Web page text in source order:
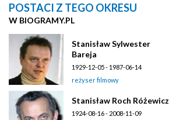
POSTACI Z TEGO OKRESU
W BIOGRAMY.PL
Stanisław Sylwester
Bareja
1929-12-05 - 1987-06-14
reżyser filmowy
Stanisław Roch Różewicz
1924-08-16 - 2008-11-09